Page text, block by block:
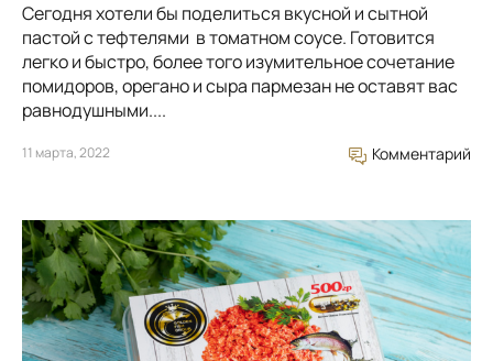
Сегодня хотели бы поделиться вкусной и сытной
пастой с тефтелями в томатном соусе. Готовится
легко и быстро, более того изумительное сочетание
помидоров, орегано и сыра пармезан не оставят вас
равнодушными....
11 марта, 2022 Комментарий